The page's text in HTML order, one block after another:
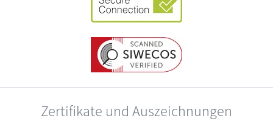
Zertifikate und Auszeichnungen